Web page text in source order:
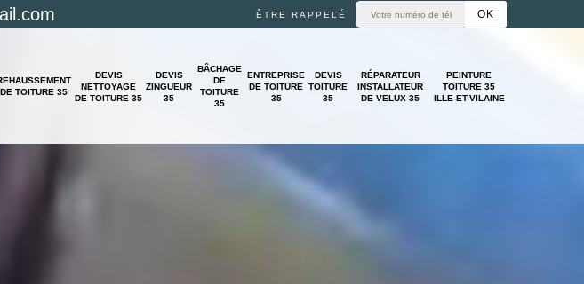
ÊTRE RAPPELÉ
DE TOITURE 35
DEVIS
NETTOYAGE
DE TOITURE 35
DEVIS
ZINGUEUR
35
BÂCHAGE
DE
TOITURE
35
ENTREPRISE
DE TOITURE
35
DEVIS
TOITURE
35
RÉPARATEUR
INSTALLATEUR
DE VELUX 35
PEINTURE
TOITURE 35
ILLE-ET-VILAINE